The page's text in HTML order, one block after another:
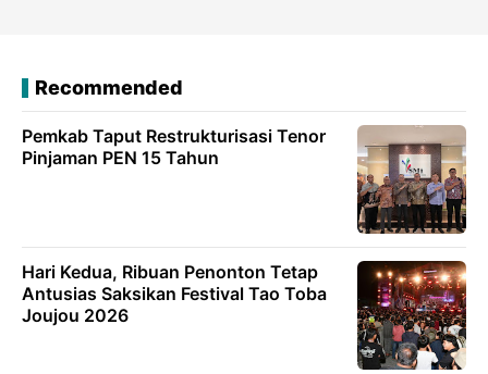
Recommended
Pemkab Taput Restrukturisasi Tenor
Pinjaman PEN 15 Tahun
Hari Kedua, Ribuan Penonton Tetap
Antusias Saksikan Festival Tao Toba
Joujou 2026